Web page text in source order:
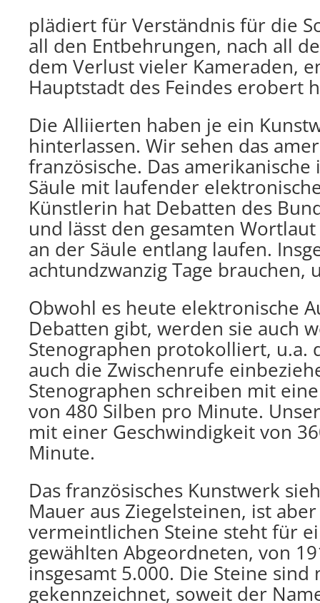
plädiert für Verständnis für die
all den Entbehrungen, nach all
dem Verlust vieler Kameraden,
Hauptstadt des Feindes erobert
Die Alliierten haben je ein
hinterlassen. Wir sehen das
französische. Das
Säule mit laufender
Künstlerin hat Debatten des
und lässt den gesamten
an der Säule entlang laufen.
achtundzwanzig Tage brauchen,
Obwohl es heute elektronische
Debatten gibt, werden sie auch
Stenographen protokolliert, u.a.
auch die Zwischenrufe
Stenographen schreiben mit
von 480 Silben pro Minute.
mit einer Geschwindigkeit von
Minute.
Das französisches Kunstwerk
Mauer aus Ziegelsteinen, ist
vermeintlichen Steine steht für
gewählten Abgeordneten, von
insgesamt 5.000. Die Steine sind
gekennzeichnet, soweit der